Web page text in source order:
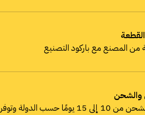
المصنع مع باركود التصنيع
والشحن
الدولة وتوفر شركات الشحن